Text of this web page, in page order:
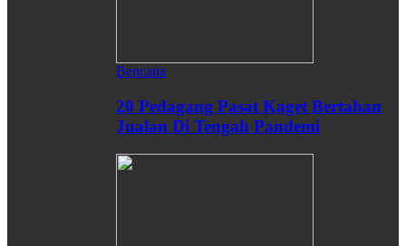
Bencana
20 Pedagang Pasat Kaget Bertahan
Jualan Di Tengah Pandemi